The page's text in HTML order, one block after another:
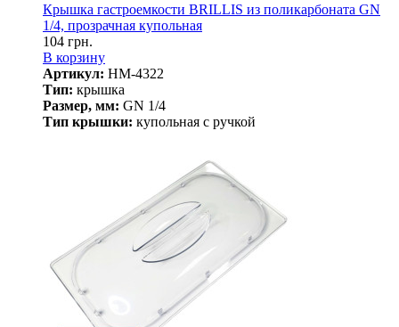
Крышка гастроемкости BRILLIS из поликарбоната GN
1/4, прозрачная купольная
104 грн.
В корзину
Артикул: HM-4322
Тип: крышка
Размер, мм: GN 1/4
Тип крышки: купольная с ручкой